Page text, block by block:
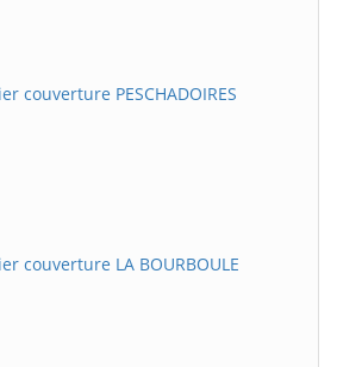
couverture PESCHADOIRES
couverture LA BOURBOULE